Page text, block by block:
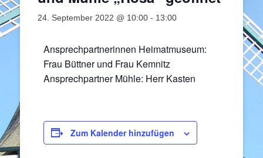
24. September 2022 @ 10:00 - 13:00
Ansprechpartnerinnen Heimatmuseum:
Frau Büttner und Frau Kemnitz
Ansprechpartner Mühle: Herr Kasten
Zum Kalender hinzufügen